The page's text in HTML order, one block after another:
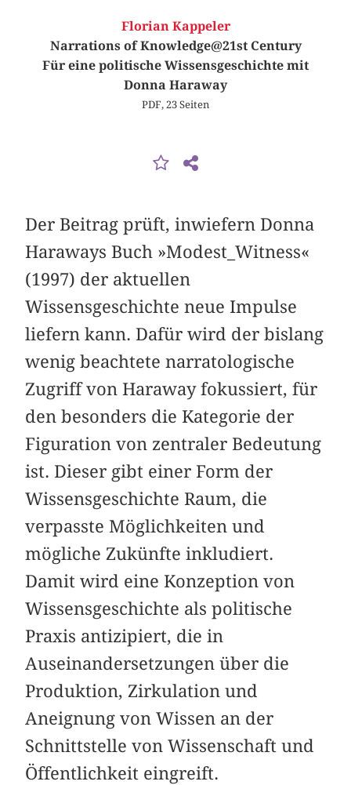
Florian Kappeler
Narrations of Knowledge@21st Century
Für eine politische Wissensgeschichte mit
Donna Haraway
PDF, 23 Seiten
Der Beitrag prüft, inwiefern Donna
Haraways Buch »Modest_Witness«
(1997) der aktuellen
Wissensgeschichte neue Impulse
liefern kann. Dafür wird der bislang
wenig beachtete narratologische
Zugriff von Haraway fokussiert, für
den besonders die Kategorie der
Figuration von zentraler Bedeutung
ist. Dieser gibt einer Form der
Wissensgeschichte Raum, die
verpasste Möglichkeiten und
mögliche Zukünfte inkludiert.
Damit wird eine Konzeption von
Wissensgeschichte als politische
Praxis antizipiert, die in
Auseinandersetzungen über die
Produktion, Zirkulation und
Aneignung von Wissen an der
Schnittstelle von Wissenschaft und
Öffentlichkeit eingreift.